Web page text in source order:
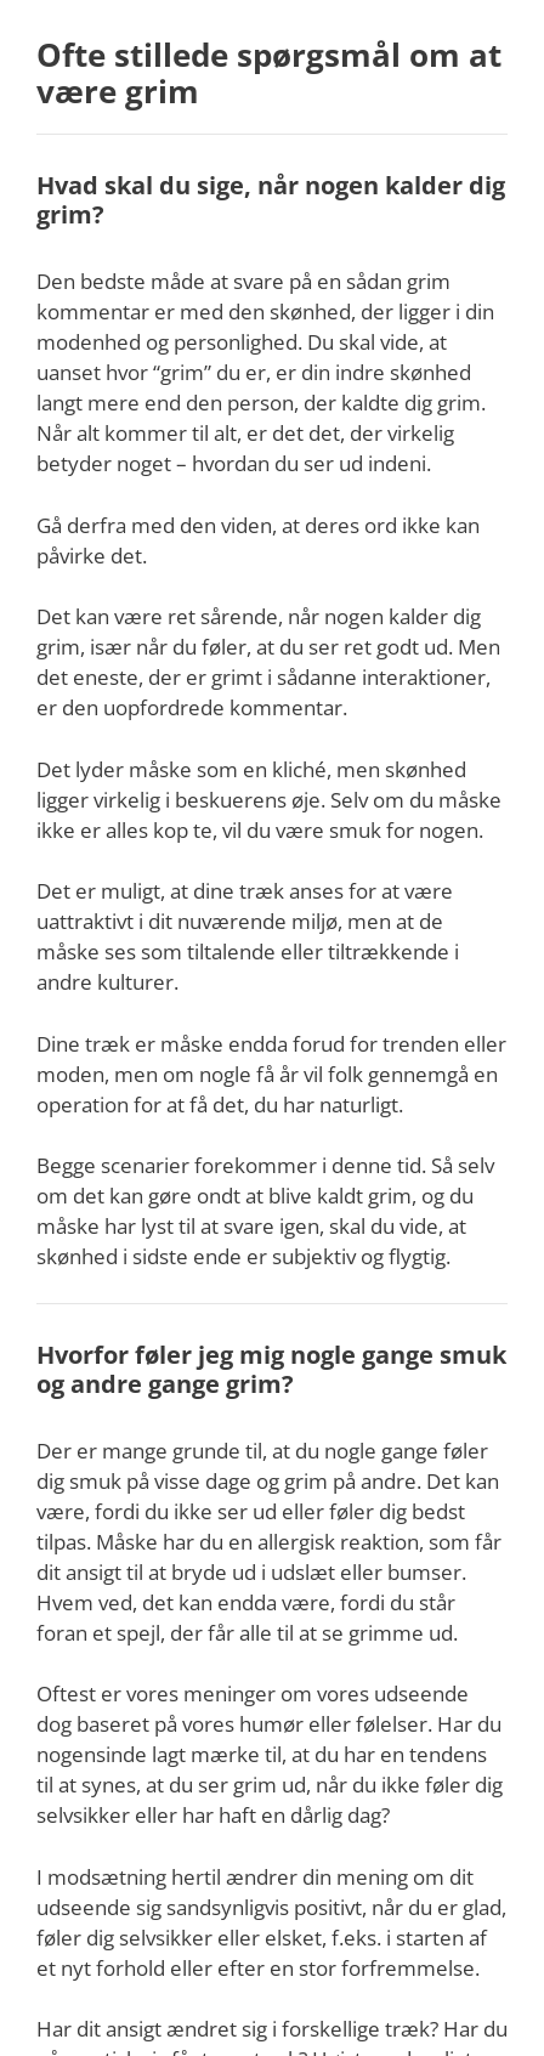
Ofte stillede spørgsmål om at
være grim
Hvad skal du sige, når nogen kalder dig
grim?
Den bedste måde at svare på en sådan grim
kommentar er med den skønhed, der ligger i din
modenhed og personlighed. Du skal vide, at
uanset hvor “grim” du er, er din indre skønhed
langt mere end den person, der kaldte dig grim.
Når alt kommer til alt, er det det, der virkelig
betyder noget – hvordan du ser ud indeni.
Gå derfra med den viden, at deres ord ikke kan
påvirke det.
Det kan være ret sårende, når nogen kalder dig
grim, især når du føler, at du ser ret godt ud. Men
det eneste, der er grimt i sådanne interaktioner,
er den uopfordrede kommentar.
Det lyder måske som en kliché, men skønhed
ligger virkelig i beskuerens øje. Selv om du måske
ikke er alles kop te, vil du være smuk for nogen.
Det er muligt, at dine træk anses for at være
uattraktivt i dit nuværende miljø, men at de
måske ses som tiltalende eller tiltrækkende i
andre kulturer.
Dine træk er måske endda forud for trenden eller
moden, men om nogle få år vil folk gennemgå en
operation for at få det, du har naturligt.
Begge scenarier forekommer i denne tid. Så selv
om det kan gøre ondt at blive kaldt grim, og du
måske har lyst til at svare igen, skal du vide, at
skønhed i sidste ende er subjektiv og flygtig.
Hvorfor føler jeg mig nogle gange smuk
og andre gange grim?
Der er mange grunde til, at du nogle gange føler
dig smuk på visse dage og grim på andre. Det kan
være, fordi du ikke ser ud eller føler dig bedst
tilpas. Måske har du en allergisk reaktion, som får
dit ansigt til at bryde ud i udslæt eller bumser.
Hvem ved, det kan endda være, fordi du står
foran et spejl, der får alle til at se grimme ud.
Oftest er vores meninger om vores udseende
dog baseret på vores humør eller følelser. Har du
nogensinde lagt mærke til, at du har en tendens
til at synes, at du ser grim ud, når du ikke føler dig
selvsikker eller har haft en dårlig dag?
I modsætning hertil ændrer din mening om dit
udseende sig sandsynligvis positivt, når du er glad,
føler dig selvsikker eller elsket, f.eks. i starten af
et nyt forhold eller efter en stor forfremmelse.
Har dit ansigt ændret sig i forskellige træk? Har du